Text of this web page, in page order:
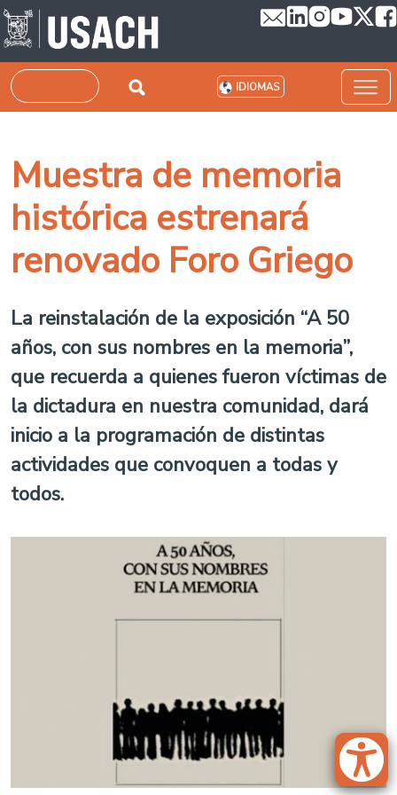
Pasar al contenido principal
Buscar IDIOMAS
Muestra de memoria
histórica estrenará
renovado Foro Griego
La reinstalación de la exposición “A 50
años, con sus nombres en la memoria”,
que recuerda a quienes fueron víctimas de
la dictadura en nuestra comunidad, dará
inicio a la programación de distintas
actividades que convoquen a todas y
todos.